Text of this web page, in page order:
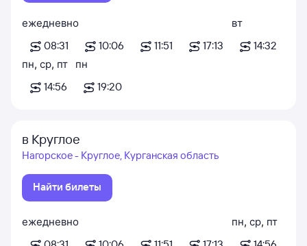
ежедневно
08:31
10:06 11:51 17:13
вт
14:32
пн, ср, пт
14:56
пн
19:20
в Круглое
Нагорское - Круглое, Курганская область
Найти билеты
ежедневно
пн, ср, пт